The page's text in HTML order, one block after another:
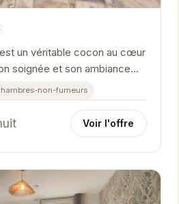
un véritable cocon au cœur
soignée et son ambiance
à la détente....
non-fumeurs
Voir l'offre